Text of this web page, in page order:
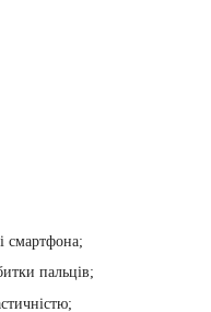
смартфона;
пальців;